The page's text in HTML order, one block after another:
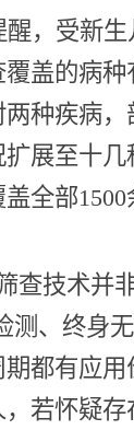
醒，受新
盖的病
种疾病
展至十
全部
查技术并
测、终身
都有应
若怀疑存